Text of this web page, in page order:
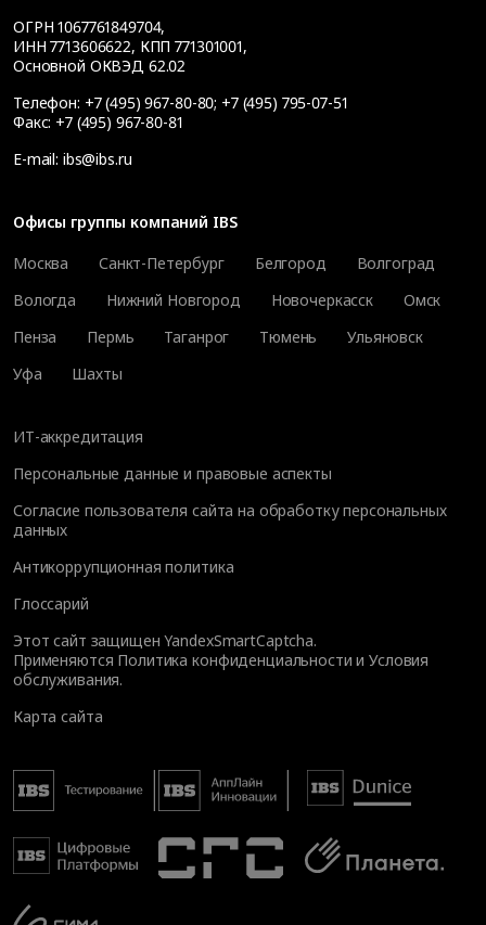
ОГРН 1067761849704,
ИНН 7713606622, КПП 771301001,
Основной ОКВЭД 62.02
Телефон: +7 (495) 967-80-80; +7 (495) 795-07-51
Факс: +7 (495) 967-80-81
E-mail: ibs@ibs.ru
Офисы группы компаний IBS
Москва
Санкт-Петербург Белгород
Волгоград
Вологда
Нижний Новгород Новочеркасск
Омск
Пенза
Пермь Таганрог Тюмень
Ульяновск
Уфа
Шахты
ИТ-аккредитация
Персональные данные и правовые аспекты
Согласие пользователя сайта на обработку персональных
данных
Антикоррупционная политика
Глоссарий
Этот сайт защищен YandexSmartCaptcha.
Применяются Политика конфиденциальности иУсловия
обслуживания.
Карта сайта